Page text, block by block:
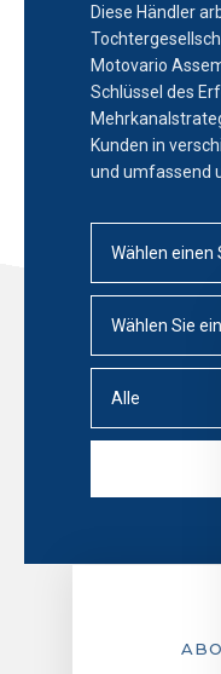
Mid
Diese Händler
Motovario
Schlüssel des
Kunden in
und umfassend